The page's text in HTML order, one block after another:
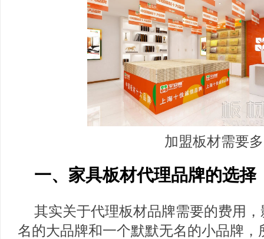
加盟板材需要
一、家具板材代理品牌的选择
其实关于代理板材品牌需要的费用
名的大品牌和一个默默无名的小品牌